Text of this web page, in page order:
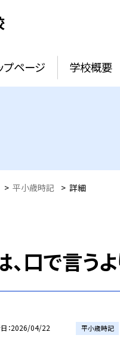
プページ 学校概要
> 平小歳時記 > 詳細
は、口で言
2026/04/22 平小歳時記